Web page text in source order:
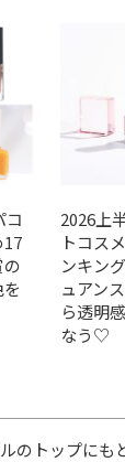
コ
2026上
トコス
ンキン
ュアン
ら透明
なう♡
のトップにも